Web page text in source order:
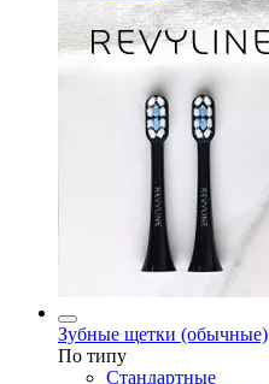
Зубные щетки (обычные)
По типу
Стандартные